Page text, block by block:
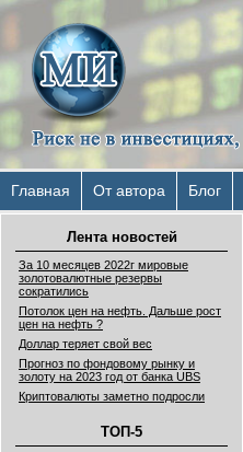
Главная От автора Блог
Лента новостей
За 10 месяцев 2022г мировые
золотовалютные резервы
сократились
Потолок цен на нефть. Дальше рост
цен на нефть ?
Доллар теряет свой вес
Прогноз по фондовому рынку и
золоту на 2023 год от банка UBS
Криптовалюты заметно подросли
ТОП-5